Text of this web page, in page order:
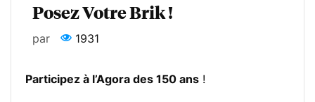
Posez Votre Brik !
par 1931
Participez à l’Agora des 150 ans !